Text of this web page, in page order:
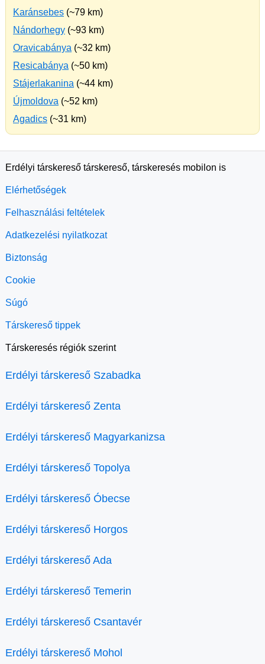
Karánsebes (~79 km)
Nándorhegy (~93 km)
Oravicabánya (~32 km)
Resicabánya (~50 km)
Stájerlakanina (~44 km)
Újmoldova (~52 km)
Agadics (~31 km)
Erdélyi társkereső társkereső, társkeresés mobilon is
Elérhetőségek
Felhasználási feltételek
Adatkezelési nyilatkozat
Biztonság
Cookie
Súgó
Társkereső tippek
Társkeresés régiók szerint
Erdélyi társkereső Szabadka
Erdélyi társkereső Zenta
Erdélyi társkereső Magyarkanizsa
Erdélyi társkereső Topolya
Erdélyi társkereső Óbecse
Erdélyi társkereső Horgos
Erdélyi társkereső Ada
Erdélyi társkereső Temerin
Erdélyi társkereső Csantavér
Erdélyi társkereső Mohol